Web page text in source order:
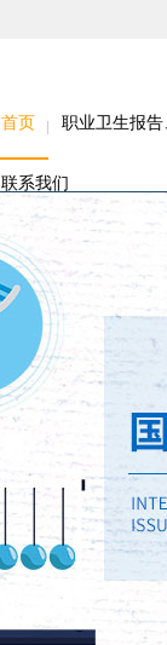
首页 职业卫生报
联系我们